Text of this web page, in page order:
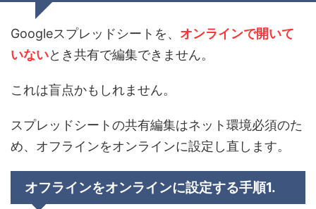
Googleスプレッドシートを、 オンラインで開いて
いないとき共有で編集できません。
これは盲点かもしれません。
スプレッドシートの共有編集はネット環境必須のた
め、オフラインをオンラインに設定し直します。
オフラインをオンラインに設定する手順1.